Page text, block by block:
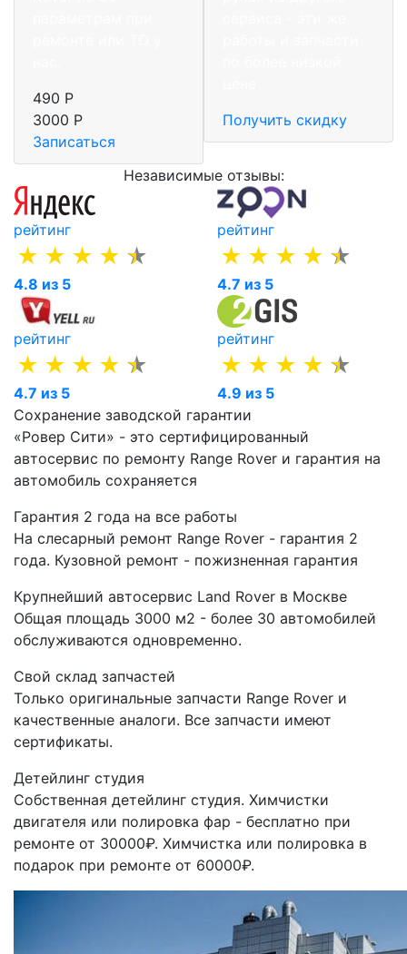
490 Р
3000 Р
Записаться
Получить скидку
Независимые отзывы:
рейтинг
4.8 из 5
рейтинг
4.7 из 5
рейтинг
4.7 из 5
рейтинг
4.9 из 5
Сохранение заводской гарантии
«Ровер Сити» - это сертифицированный
автосервис по ремонту Range Rover и гарантия на
автомобиль сохраняется
Гарантия 2 года на все работы
На слесарный ремонт Range Rover - гарантия 2
года. Кузовной ремонт - пожизненная гарантия
Крупнейший автосервис Land Rover в Москве
Общая площадь 3000 м2 - более 30 автомобилей
обслуживаются одновременно.
Свой склад запчастей
Только оригинальные запчасти Range Rover и
качественные аналоги. Все запчасти имеют
сертификаты.
Детейлинг студия
Собственная детейлинг студия. Химчистки
двигателя или полировка фар - бесплатно при
ремонте от 30000₽. Химчистка или полировка в
подарок при ремонте от 60000₽.